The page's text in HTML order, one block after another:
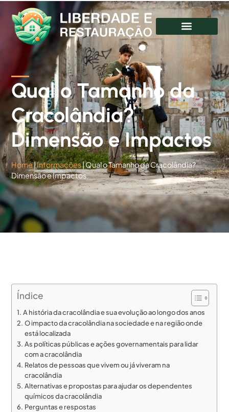
Qual o Tamanho da
Cracolândia?
Dimensão e Impactos
Home|Informações|Qual o Tamanho da Cracolândia?
Dimensão e Impactos
Índice
A história da cracolândia e sua evolução ao longo dos anos
O impacto da cracolândia na sociedade e na região onde
está localizada
As políticas públicas e ações governamentais para lidar
com a cracolândia
Relatos de pessoas que vivem ou já viveram na
cracolândia
Alternativas e propostas para ajudar os dependentes
químicos da cracolândia
Perguntas e respostas